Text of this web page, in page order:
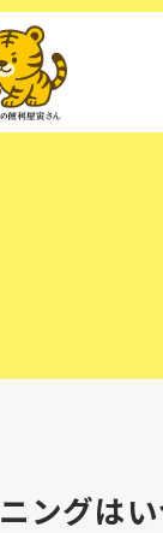
ングは